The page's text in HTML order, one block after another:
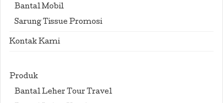
Bantal Mobil
Sarung Tissue Promosi
Kontak Kami
Produk
Bantal Leher Tour Travel